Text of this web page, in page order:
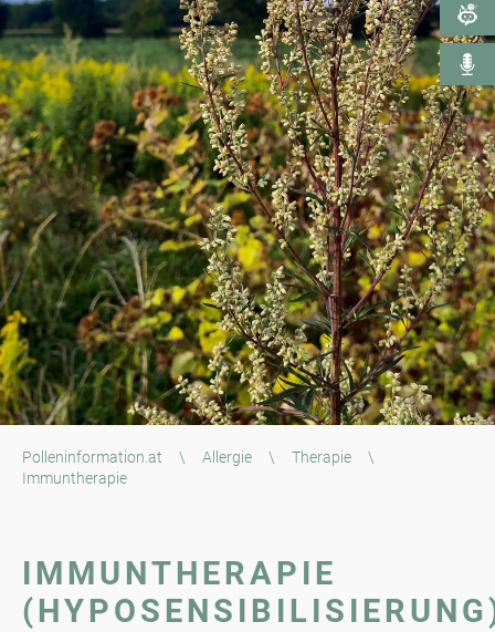
Polleninformation.at \ Allergie \ Therapie
\
Immuntherapie
IMMUNTHERAPIE